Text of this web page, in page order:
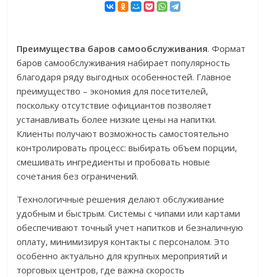
Преимущества баров самообслуживания. Формат
баров самообслуживания набирает популярность
благодаря ряду выгодных особенностей. Главное
преимущество – экономия для посетителей,
поскольку отсутствие официантов позволяет
устанавливать более низкие цены на напитки.
Клиенты получают возможность самостоятельно
контролировать процесс: выбирать объем порции,
смешивать ингредиенты и пробовать новые
сочетания без ограничений.
Технологичные решения делают обслуживание
удобным и быстрым. Системы с чипами или картами
обеспечивают точный учет напитков и безналичную
оплату, минимизируя контакты с персоналом. Это
особенно актуально для крупных мероприятий и
торговых центров, где важна скорость